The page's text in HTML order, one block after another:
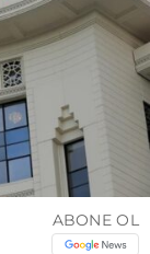
ABONE OL